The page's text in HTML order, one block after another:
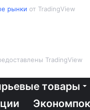
рынки от TradingView
TradingView
товары